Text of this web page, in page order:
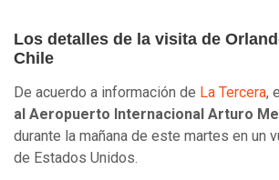
Los detalles de la visita de
Chile
De acuerdo a información de La Tercera,
al Aeropuerto Internacional Arturo
durante la mañana de este martes en un
de Estados Unidos.